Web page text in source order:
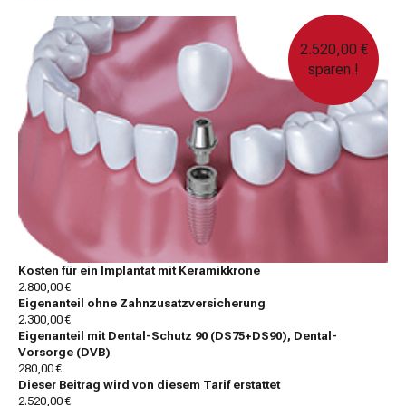
2.520,00 €
sparen !
Kosten für ein Implantat mit Keramikkrone
2.800,00 €
Eigenanteil ohne Zahnzusatzversicherung
2.300,00 €
Eigenanteil mit Dental-Schutz 90 (DS75+DS90), Dental-
Vorsorge (DVB)
280,00 €
Dieser Beitrag wird von diesem Tarif erstattet
2.520,00 €